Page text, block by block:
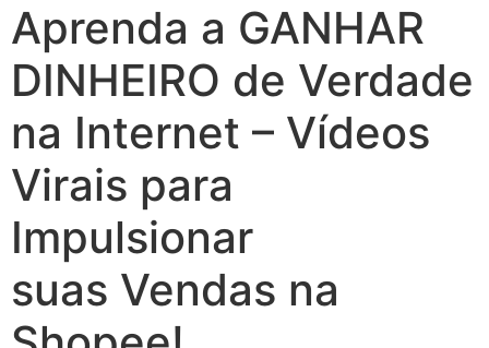
Aprenda a GANHAR
DINHEIRO de Verdade
na Internet – Vídeos
Virais para
Impulsionar
suas Vendas na